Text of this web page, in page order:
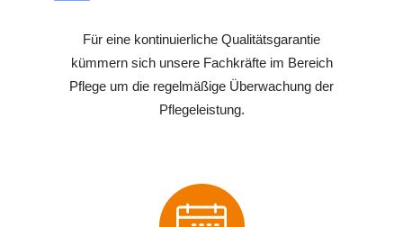
Für eine kontinuierliche Qualitätsgarantie
kümmern sich unsere Fachkräfte im Bereich
Pflege um die regelmäßige Überwachung der
Pflegeleistung.